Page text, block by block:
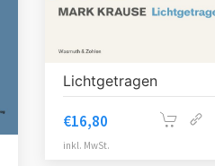
Lichtgetragen
€16,80
inkl. MwSt.